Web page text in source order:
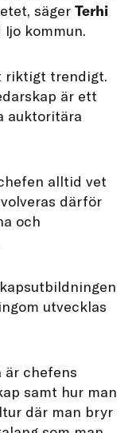
säger Terhi
kommun.
riktigt trendigt.
är ett
auktoritära
alltid vet
därför
och
utvecklas
är chefens
samt hur man
där man bryr